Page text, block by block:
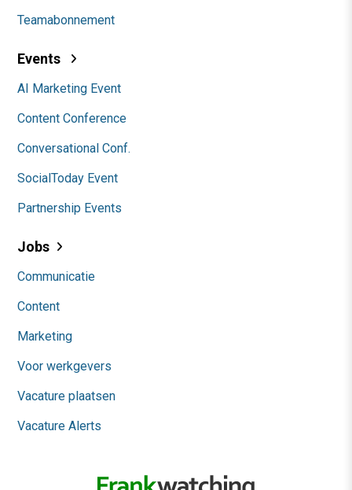
Teamabonnement
Events
AI Marketing Event
Content Conference
Conversational Conf.
SocialToday Event
Partnership Events
Jobs
Communicatie
Content
Marketing
Voor werkgevers
Vacature plaatsen
Vacature Alerts